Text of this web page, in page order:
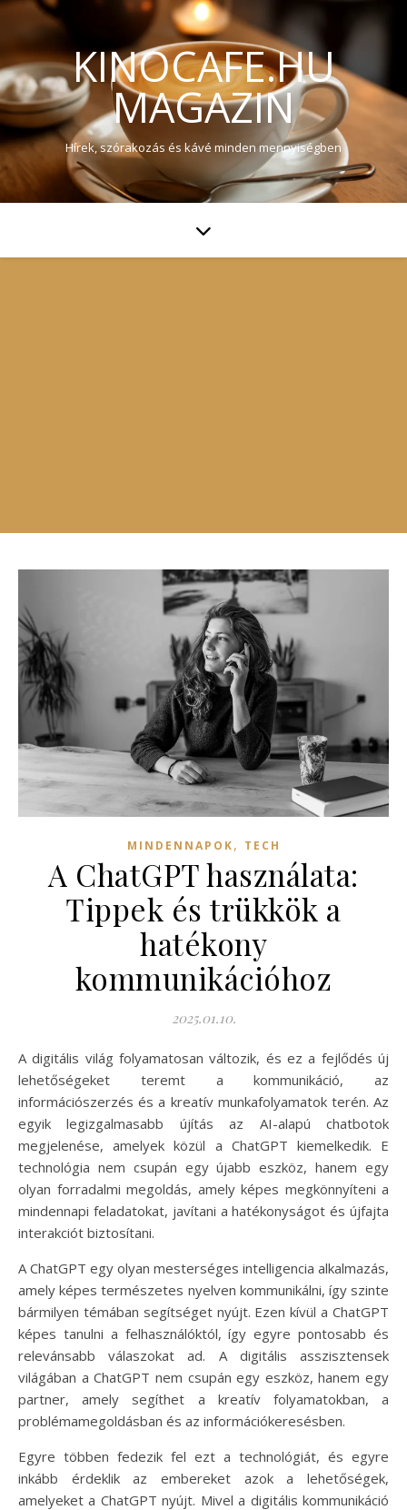
KINOCAFE.HU
MAGAZIN
Hírek, szórakozás és kávé minden mennyiségben
MINDENNAPOK, TECH
A ChatGPT használata:
Tippek és trükkök a
hatékony
kommunikációhoz
2025.01.10.
A digitális világ folyamatosan változik, és ez a fejlődés új
lehetőségeket teremt a kommunikáció, az
információszerzés és a kreatív munkafolyamatok terén. Az
egyik legizgalmasabb újítás az AI-alapú chatbotok
megjelenése, amelyek közül a ChatGPT kiemelkedik. E
technológia nem csupán egy újabb eszköz, hanem egy
olyan forradalmi megoldás, amely képes megkönnyíteni a
mindennapi feladatokat, javítani a hatékonyságot és újfajta
interakciót biztosítani.
A ChatGPT egy olyan mesterséges intelligencia alkalmazás,
amely képes természetes nyelven kommunikálni, így szinte
bármilyen témában segítséget nyújt. Ezen kívül a ChatGPT
képes tanulni a felhasználóktól, így egyre pontosabb és
relevánsabb válaszokat ad. A digitális asszisztensek
világában a ChatGPT nem csupán egy eszköz, hanem egy
partner, amely segíthet a kreatív folyamatokban, a
problémamegoldásban és az információkeresésben.
Egyre többen fedezik fel ezt a technológiát, és egyre
inkább érdeklik az embereket azok a lehetőségek,
amelyeket a ChatGPT nyújt. Mivel a digitális kommunikáció